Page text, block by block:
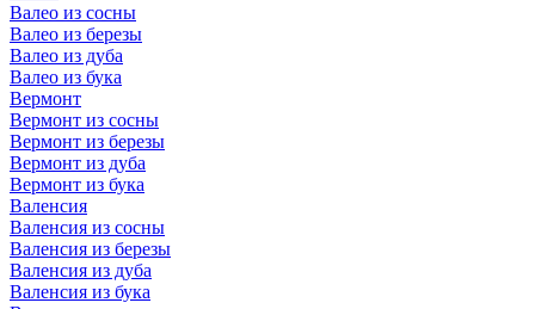
Валео из сосны
Валео из березы
Валео из дуба
Валео из бука
Вермонт
Вермонт из сосны
Вермонт из березы
Вермонт из дуба
Вермонт из бука
Валенсия
Валенсия из сосны
Валенсия из березы
Валенсия из дуба
Валенсия из бука